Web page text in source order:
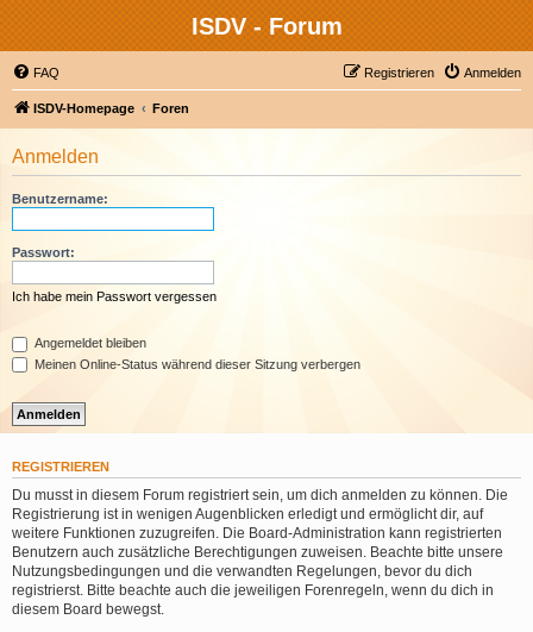
ISDV - Forum
FAQ Anmelden
Registrieren
ISDV-Homepage Foren
Anmelden
Benutzername:
Passwort:
Ich habe mein Passwort vergessen
Angemeldet bleiben
Meinen Online-Status während dieser Sitzung verbergen
REGISTRIEREN
Du musst in diesem Forum registriert sein, um dich anmelden zu können. Die
Registrierung ist in wenigen Augenblicken erledigt und ermöglicht dir, auf
weitere Funktionen zuzugreifen. Die Board-Administration kann registrierten
Benutzern auch zusätzliche Berechtigungen zuweisen. Beachte bitte unsere
Nutzungsbedingungen und die verwandten Regelungen, bevor du dich
registrierst. Bitte beachte auch die jeweiligen Forenregeln, wenn du dich in
diesem Board bewegst.